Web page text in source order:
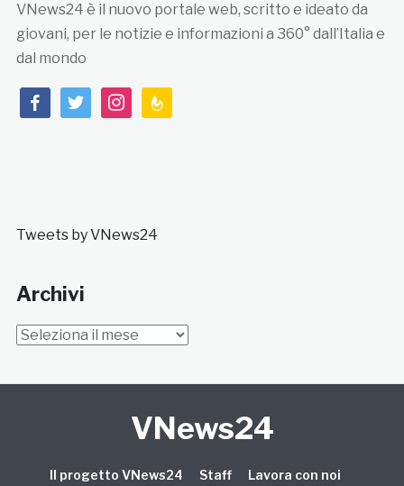
VNews24 è il nuovo portale web, scritto e ideato da
giovani, per le notizie e informazioni a 360° dall’Italia e
dal mondo
facebooktwitterinstagramfeedburner
Tweets by VNews24
Archivi
Archivi
VNews24
Il progetto VNews24 Staff Lavora con noi